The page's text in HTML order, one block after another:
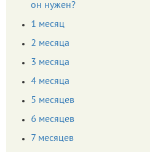
он нужен?
1 месяц
2 месяца
3 месяца
4 месяца
5 месяцев
6 месяцев
7 месяцев